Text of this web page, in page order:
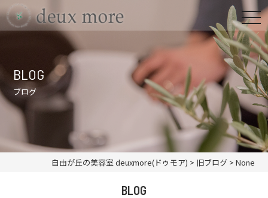
BLOG
ブログ
自由が丘の美容室 deuxmore(ドゥモア) > 旧ブログ> None
BLOG